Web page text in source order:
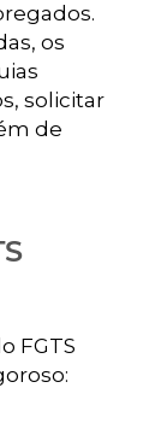
os
solicitar
de
FGTS